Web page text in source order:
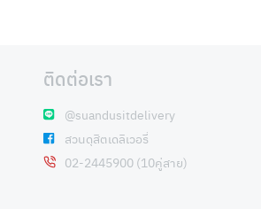
ติดต่อเรา
@suandusitdelivery
สวนดุสิตเดลิเวอรี่
02-2445900 (10คู่สาย)